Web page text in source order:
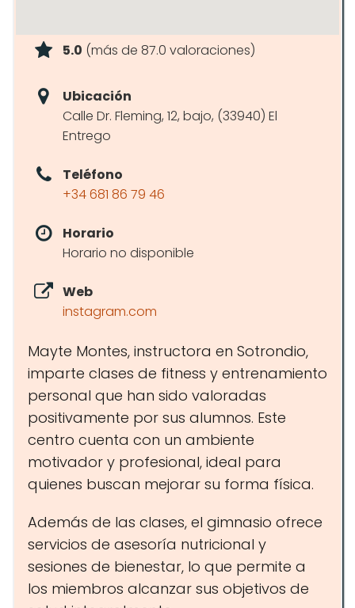
5.0 (más de 87.0 valoraciones)
Ubicación
Calle Dr. Fleming, 12, bajo, (33940) El
Entrego
Teléfono
+34 681 86 79 46
Horario
Horario no disponible
Web
instagram.com
Mayte Montes, instructora en Sotrondio,
imparte clases de fitness y entrenamiento
personal que han sido valoradas
positivamente por sus alumnos. Este
centro cuenta con un ambiente
motivador y profesional, ideal para
quienes buscan mejorar su forma física.
Además de las clases, el gimnasio ofrece
servicios de asesoría nutricional y
sesiones de bienestar, lo que permite a
los miembros alcanzar sus objetivos de